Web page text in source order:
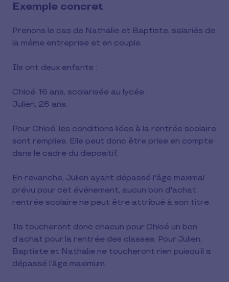
Exemple concret
Prenons le cas de Nathalie et Baptiste, salariés de
la même entreprise et en couple.
Ils ont deux enfants :
Chloé, 16 ans, scolarisée au lycée ;
Julien, 28 ans.
Pour Chloé, les conditions liées à la rentrée scolaire
sont remplies. Elle peut donc être prise en compte
dans le cadre du dispositif.
En revanche, Julien ayant dépassé l'âge maximal
prévu pour cet événement, aucun bon d'achat
rentrée scolaire ne peut être attribué à son titre.
Ils toucheront donc chacun pour Chloé un bon
d’achat pour la rentrée des classes. Pour Julien,
Baptiste et Nathalie ne toucheront rien puisqu’il a
dépassé l’âge maximum.